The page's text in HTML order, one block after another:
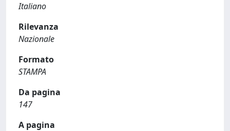
Italiano
Rilevanza
Nazionale
Formato
STAMPA
Da pagina
147
A pagina